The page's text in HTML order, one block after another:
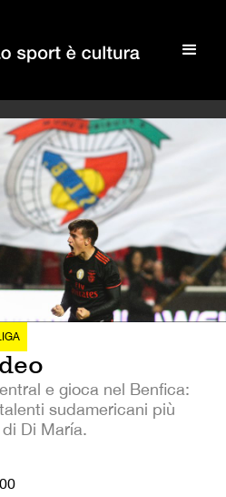
e gioca nel Benfica:
sudamericani più
Di María.